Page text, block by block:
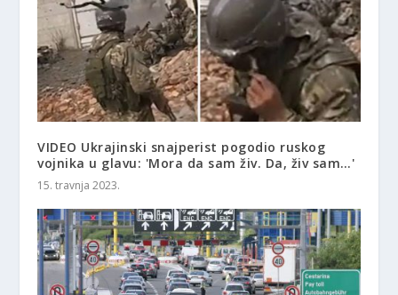
VIDEO Ukrajinski snajperist pogodio ruskog
vojnika u glavu: 'Mora da sam živ. Da, živ sam…'
15. travnja 2023.